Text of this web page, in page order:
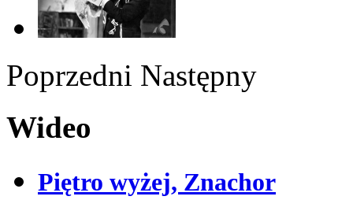
Poprzedni Następny
Wideo
Piętro wyżej, Znachor